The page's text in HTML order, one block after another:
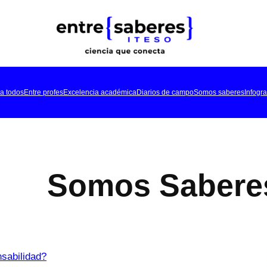
todosEntre profesExcelencia académicaDiarios de campoSomos saberes
Somos